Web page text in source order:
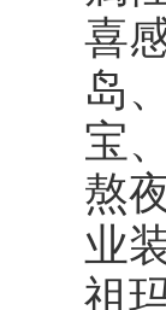
喜
岛
宝
熬
业
祖